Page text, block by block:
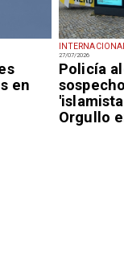
en
27/07/2026
Policía
Orgullo